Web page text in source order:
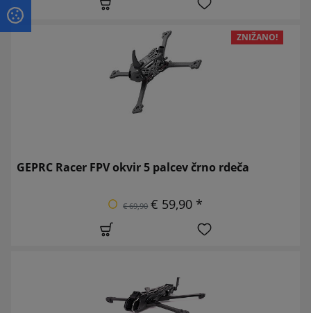
ZNIŽANO!
GEPRC Racer FPV okvir 5 palcev črno rdeča
€ 69,90 € 59,90 *